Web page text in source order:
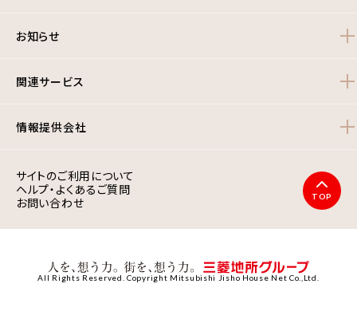
お知らせ
関連サービス
情報提供会社
サイトのご利用について
ヘルプ・よくあるご質問
お問い合わせ
TOP
All Rights Reserved. Copyright Mitsubishi Jisho House Net Co.,Ltd.